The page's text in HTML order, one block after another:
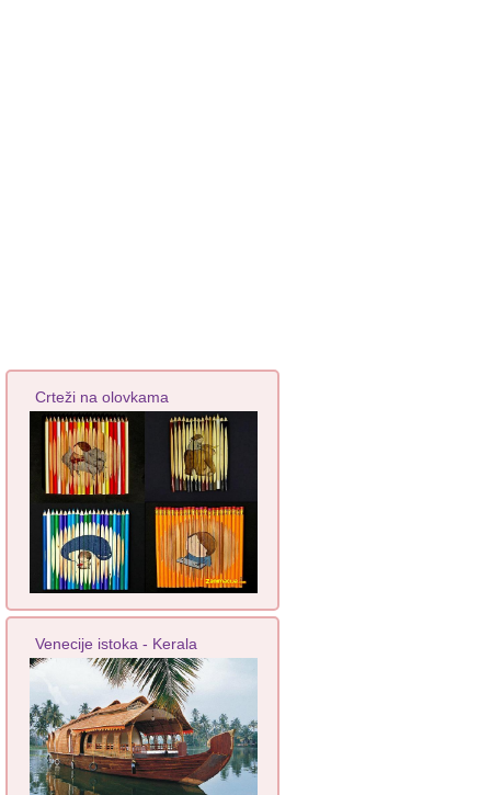
Crteži na olovkama
Venecije istoka - Kerala